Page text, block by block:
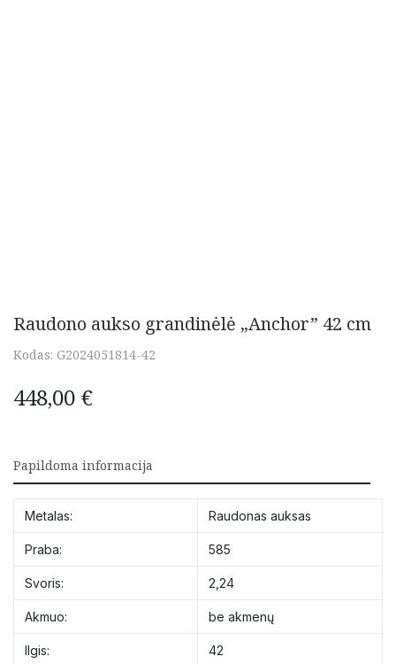
Raudono aukso grandinėlė „Anchor” 42 cm
Kodas: G2024051814-42
448,00 €
Papildoma informacija
Metalas: Raudonas auksas
Praba: 585
Svoris: 2,24
Akmuo: be akmenų
Ilgis: 42